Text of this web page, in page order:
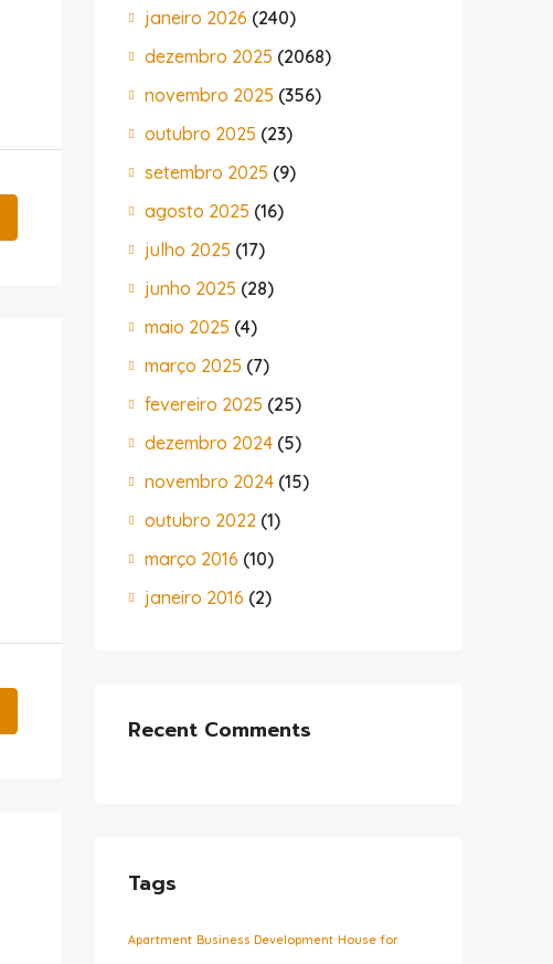
janeiro 2026 (240)
dezembro 2025 (2068)
novembro 2025 (356)
outubro 2025 (23)
setembro 2025 (9)
agosto 2025 (16)
julho 2025 (17)
junho 2025 (28)
maio 2025 (4)
março 2025 (7)
fevereiro 2025 (25)
dezembro 2024 (5)
novembro 2024 (15)
outubro 2022 (1)
março 2016 (10)
janeiro 2016 (2)
Recent Comments
Tags
Apartment Business Development House for